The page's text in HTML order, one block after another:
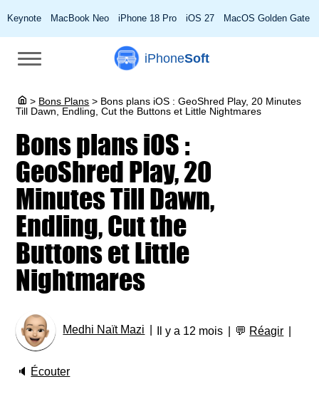
Keynote MacBook Neo iPhone 18 Pro iOS 27 MacOS Golden Gate
iPhoneSoft
> Bons Plans > Bons plans iOS : GeoShred Play, 20 Minutes
Till Dawn, Endling, Cut the Buttons et Little Nightmares
Bons plans iOS :
GeoShred Play, 20
Minutes Till Dawn,
Endling, Cut the
Buttons et Little
Nightmares
Medhi Naït Mazi Il y a 12 mois 💬 Réagir
🔈 Écouter